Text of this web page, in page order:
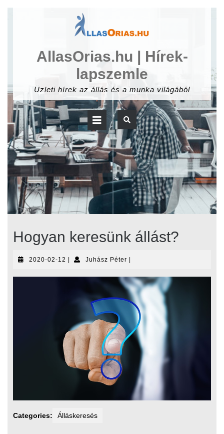
AllasOrias.hu | Hírek-
lapszemle
Üzleti hírek az állás és a munka világából
Open
Button
Hogyan keresünk állást?
2020-02-12 2020-
12
| Juhász PéterJuhász
|
Categories: Álláskeresés